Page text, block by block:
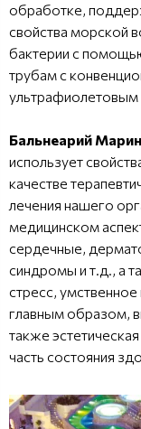
обработке,
свойства морской
бактерии с
трубам с
Бальнеарий
использует
качестве
лечения нашего
медицинском
сердечные,
синдромы и т.д., а
стресс,
главным образом,
также
часть состояния